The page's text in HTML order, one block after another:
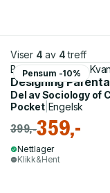
Viser 4 av 4 treff
Pensum -10%
Berit Brandth, Elin
Designing
Del avSociology of
Pocket| Engelsk
399,-359,-
Nettlager
Klikk&Hent